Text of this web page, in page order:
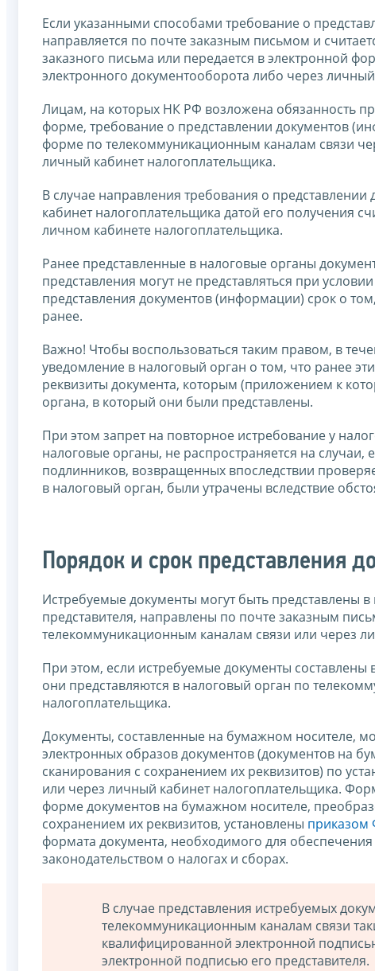
Если указанными способами требование о
направляется по почте заказным письмом и
заказного письма или передается в электронной
электронного документооборота либо через
Лицам, на которых НК РФ возложена обязанность
форме, требование о представлении документов
форме по телекоммуникационным каналам связи
личный кабинет налогоплательщика.
В случае направления требования о
кабинет налогоплательщика датой его получения
личном кабинете налогоплательщика.
Ранее представленные в налоговые органы
представления могут не представляться при
представления документов (информации) срок о
ранее.
Важно! Чтобы воспользоваться таким правом, в
уведомление в налоговый орган о том, что ранее
реквизиты документа, которым (приложением к
органа, в который они были представлены.
При этом запрет на повторное истребование у
налоговые органы, не распространяется на
подлинников, возвращенных впоследствии
в налоговый орган, были утрачены вследствие
Порядок и срок представления
Истребуемые документы могут быть
представителя, направлены по почте заказным
телекоммуникационным каналам связи или через
При этом, если истребуемые документы
они представляются в налоговый орган по
налогоплательщика.
Документы, составленные на бумажном носителе,
электронных образов документов (документов на
сканирования с сохранением их реквизитов) по
или через личный кабинет налогоплательщика.
форме документов на бумажном носителе,
сохранением их реквизитов, установлены приказом
формата документа, необходимого для
законодательством о налогах и сборах.
В случае представления истребуемых
телекоммуникационным каналам связи
квалифицированной электронной
электронной подписью его представителя.